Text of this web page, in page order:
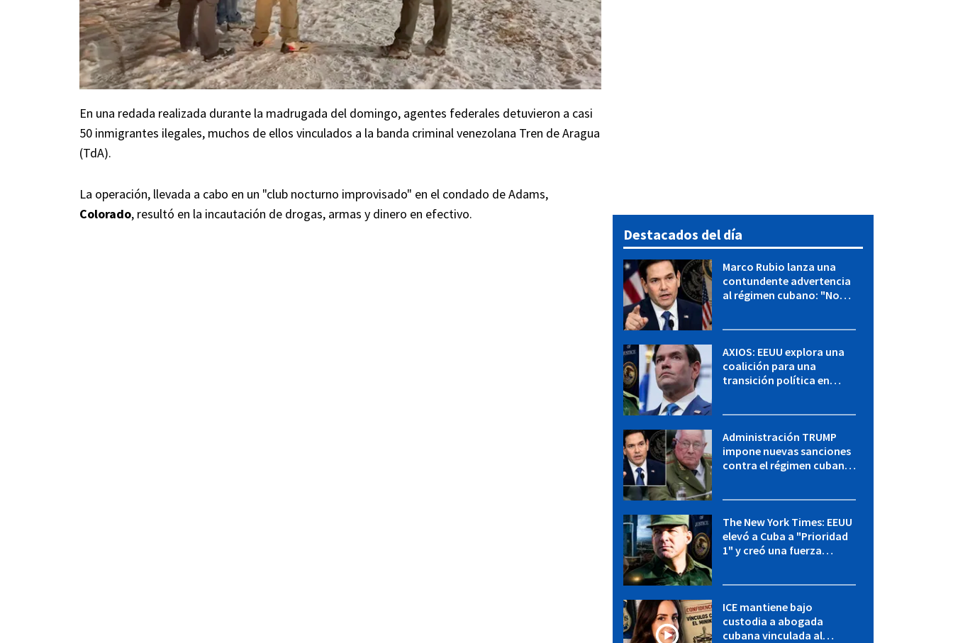
En una redada realizada durante la madrugada del domingo, agentes federales detuvieron a casi
50 inmigrantes ilegales, muchos de ellos vinculados a la banda criminal venezolana Tren de Aragua
(TdA).
La operación, llevada a cabo en un "club nocturno improvisado" en el condado de Adams,
Colorado, resultó en la incautación de drogas, armas y dinero en efectivo.
Destacados del día
Marco Rubio lanza una
contundente advertencia
al régimen cubano: "No
AXIOS: EEUU explora una
coalición para una
transición política en
Administración TRUMP
impone nuevas sanciones
contra el régimen cubano:
The New York Times: EEUU
elevó a Cuba a "Prioridad
1" y creó una fuerza
ICE mantiene bajo
custodia a abogada
cubana vinculada al